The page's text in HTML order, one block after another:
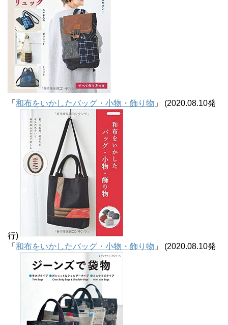
「 和布をいかしたバッグ・小物・飾り物 」 (2020.08.10発
行)
「 和布をいかしたバッグ・小物・飾り物 」 (2020.08.10発